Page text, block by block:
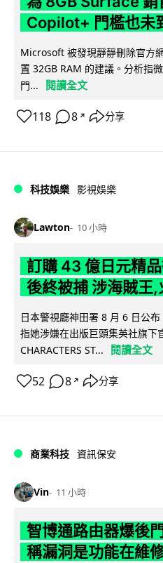
Copilot+ 門檻也未
Microsoft 被發現靜靜刪除官方
置 32GB RAM 的建議。分析指
門...
閱讀全文
118 8 ↗ 分享
科技娛樂 影視娛樂
Lawton 10 小時
訂購 43 億日元精
後終被捕 涉海賊王
日本警視廳神田署 8 月 6 日公
指她涉嫌在出版巨頭集英社旗下
CHARACTERS ST...
閱讀全文
52 8 ↗ 分享
商業科技 資訊保安
Vin 11 小時
智博通路由器爆後
稱漏洞是功能在維